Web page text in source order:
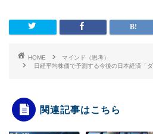
HOME
マインド（思考）
日経平均株価で予測する今後の日本経済「
関連記事はこちら